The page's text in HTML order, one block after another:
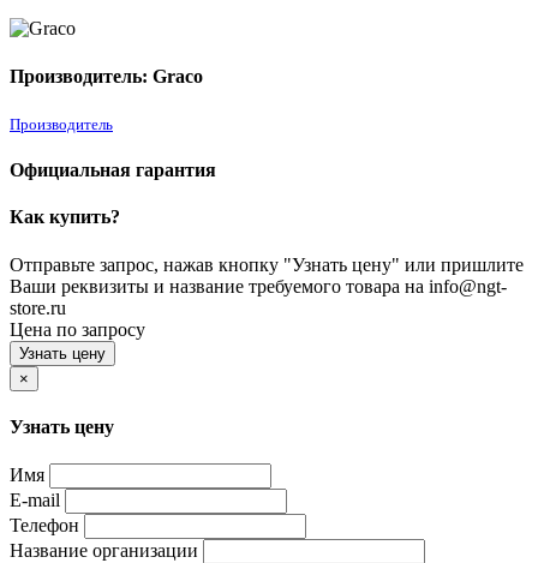
Производитель: Graco
Производитель
Официальная гарантия
Как купить?
Отправьте запрос, нажав кнопку "Узнать цену" или пришлите
Ваши реквизиты и название требуемого товара на info@ngt-
store.ru
Цена по запросу
Узнать цену
×
Узнать цену
Имя
E-mail
Телефон
Название организации